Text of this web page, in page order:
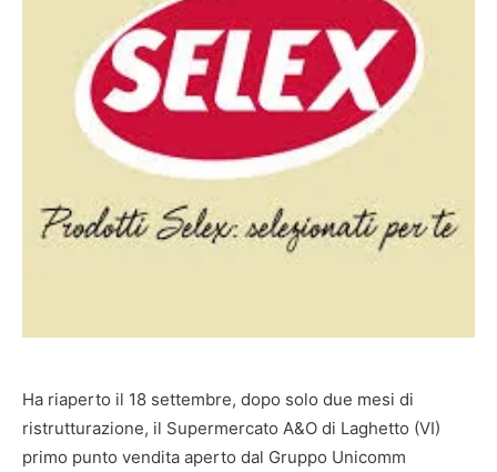
Ha riaperto il 18 settembre, dopo solo due mesi di
ristrutturazione, il Supermercato A&O di Laghetto (VI)
primo punto vendita aperto dal Gruppo Unicomm